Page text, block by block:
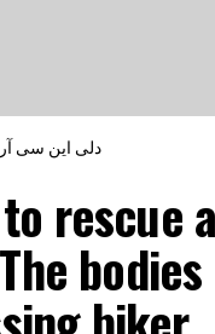
دلی این سی آر
rescue